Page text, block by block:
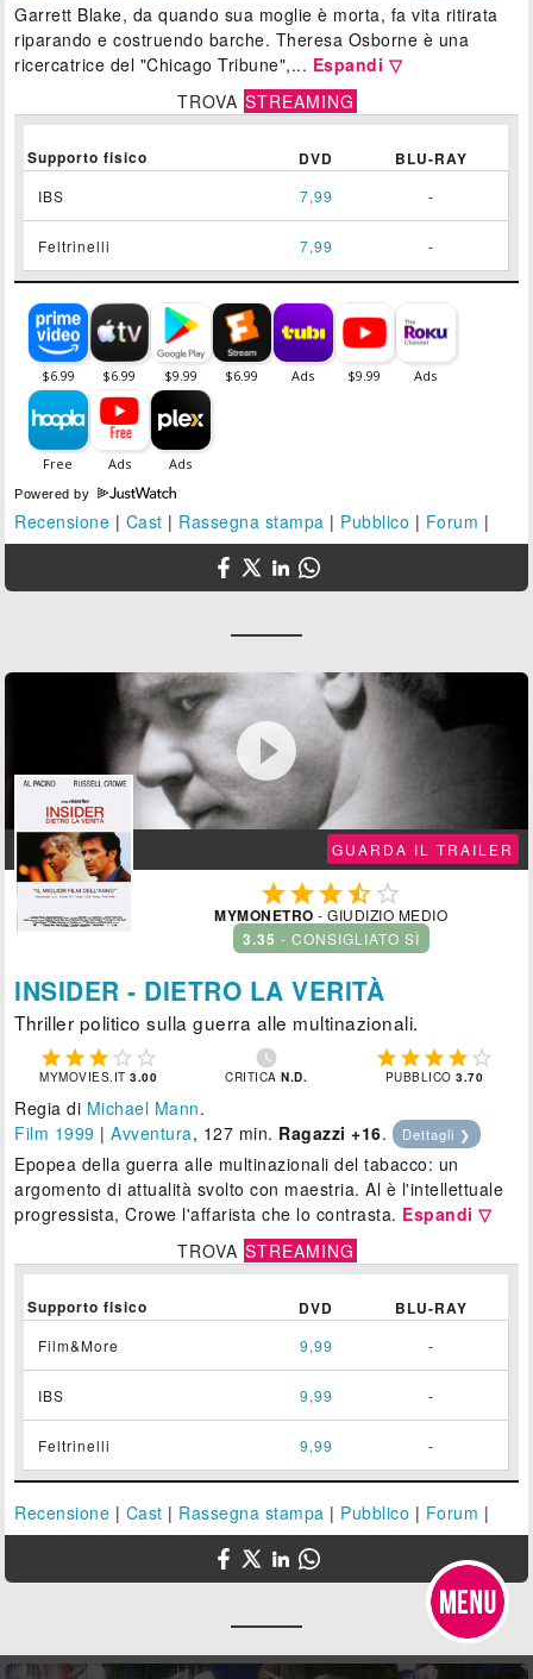
Garrett Blake, da quando sua moglie è morta, fa vita ritirata
riparando e costruendo barche. Theresa Osborne è una
ricercatrice del "Chicago Tribune",... Espandi ▽
TROVA STREAMING
Supporto fisico DVD BLU-RAY
IBS 7,99 -
Feltrinelli 7,99 -
Powered by
Recensione | Cast | Rassegna stampa | Pubblico | Forum |

GUARDA IL TRAILER
 
MYMONETRO - GIUDIZIO MEDIO
3.35 - CONSIGLIATO SÌ
INSIDER - DIETRO LA VERITÀ
Thriller politico sulla guerra alle multinazionali.
    
MYMOVIES.IT3.00

CRITICAN.D.
    
PUBBLICO3.70
Regia di Michael Mann.
Film 1999 |Avventura, 127 min. Ragazzi +16. Dettagli ❯
Epopea della guerra alle multinazionali del tabacco: un
argomento di attualità svolto con maestria. Al è l'intellettuale
progressista, Crowe l'affarista che lo contrasta. Espandi ▽
TROVA STREAMING
Supporto fisico DVD BLU-RAY
Film&More 9,99 -
IBS 9,99 -
Feltrinelli 9,99 -
Recensione | Cast | Rassegna stampa | Pubblico | Forum |